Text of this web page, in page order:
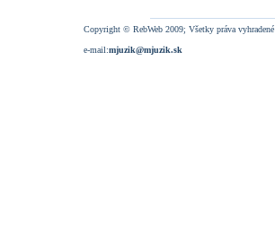
Copyright © RebWeb 2009; Všetky práva vyhradené
e-mail:mjuzik@mjuzik.sk